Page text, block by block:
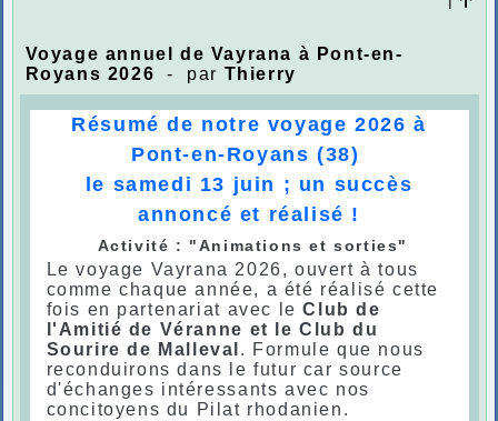
Voyage annuel de Vayrana à Pont-en-
Royans 2026
- par Thierry
Résumé de notre voyage 2026à
Pont-en-Royans (38)
le samedi 13 juin ; un succès
annoncé et réalisé !
Activité : "Animations et sorties"
Le voyage Vayrana 2026, ouvert à tous
comme chaque année, a été réalisé cette
fois en partenariat avec leClub de
l'Amitié de Véranne et le Club du
Sourire de Malleval . Formule que nous
reconduirons dans le futur car source
d'échanges intéressants avec nos
concitoyens du Pilat rhodanien.